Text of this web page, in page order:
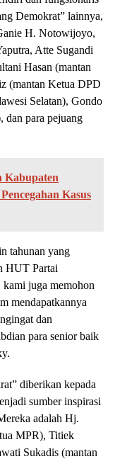
Demokrat” lainnya,
H. Notowijoyo,
Atte Sugandi
Hasan (mantan
(mantan Ketua DPD
Selatan), Gondo
para pejuang
Kabupaten
Kasus
tahunan yang
HUT Partai
kami juga memohon
mendapatkannya
dan
para senior baik
diberikan kepada
sumber inspirasi
adalah Hj.
MPR), Titiek
Sukadis (mantan